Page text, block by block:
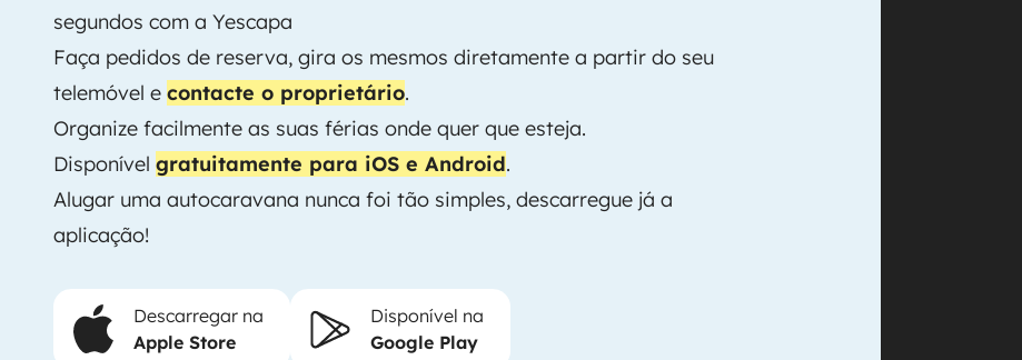
segundos com a Yescapa
Faça pedidos de reserva, gira os mesmos diretamente a partir do seu
telemóvel e contacte o proprietário.
Organize facilmente as suas férias onde quer que esteja.
Disponível gratuitamente para iOS e Android.
Alugar uma autocaravana nunca foi tão simples, descarregue já a
aplicação!
Descarregar na
Apple Store
Disponível na
Google Play